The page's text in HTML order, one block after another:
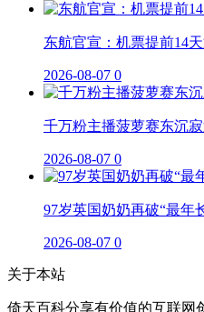
东航官宣：机票提前14
2026-08-07 0
千万粉主播菠萝赛东沉
2026-08-07 0
97岁英国奶奶再破“最年
2026-08-07 0
关于本站
倚天百科分享有价值的互联网